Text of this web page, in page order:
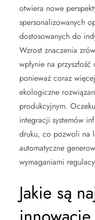
otwiera nowe
spersonalizowanych
dostosowanych do
Wzrost znaczenia
wpłynie na
ponieważ coraz
ekologiczne
produkcyjnym.
integracji systemów
druku, co pozwoli na
automatyczne
wymaganiami
Jakie są